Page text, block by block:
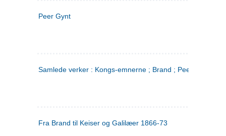
Peer Gynt
Samlede verker : Kongs-emnerne ; Brand ; Peer Gynt. 2
Fra Brand til Keiser og Galilæer 1866-73